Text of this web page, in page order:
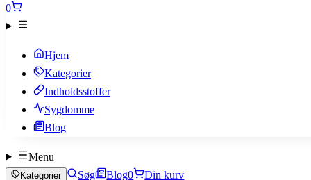
0
Hjem
Kategorier
Indholdsstoffer
Sygdomme
Blog
Menu
Kategorier Søg Blog0 Din kurv